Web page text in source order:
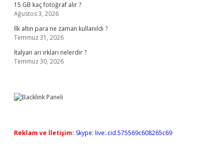
15 GB kaç fotoğraf alır ?
Ağustos 3, 2026
İlk altın para ne zaman kullanıldı ?
Temmuz 31, 2026
İtalyan arı ırkları nelerdir ?
Temmuz 30, 2026
Reklam ve İletişim: Skype: live:.cid.575569c608265c69